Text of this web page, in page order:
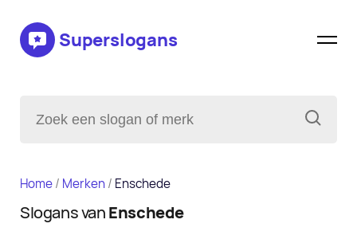
Superslogans
Home/ Merken/ Enschede
Slogans vanEnschede